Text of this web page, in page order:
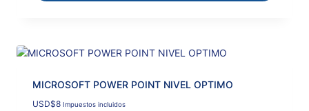
MICROSOFT POWER POINT NIVEL OPTIMO
USD$8 Impuestos incluidos